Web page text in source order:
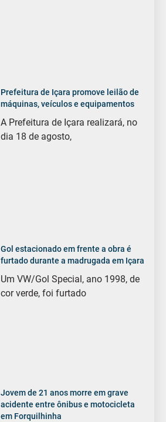
Prefeitura de Içara promove leilão de
máquinas, veículos e equipamentos
A Prefeitura de Içara realizará, no
dia 18 de agosto,
Gol estacionado em frente a obra é
furtado durante a madrugada em Içara
Um VW/Gol Special, ano 1998, de
cor verde, foi furtado
Jovem de 21 anos morre em grave
acidente entre ônibus e motocicleta
em Forquilhinha